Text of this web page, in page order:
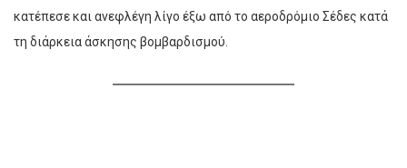
κατέπεσε και ανεφλέγη λίγο έξω από το αεροδρόμιο Σέδες κατά
τη διάρκεια άσκησης βομβαρδισμού.